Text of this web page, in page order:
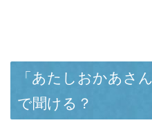
「あたしおかあさ
で聞ける？